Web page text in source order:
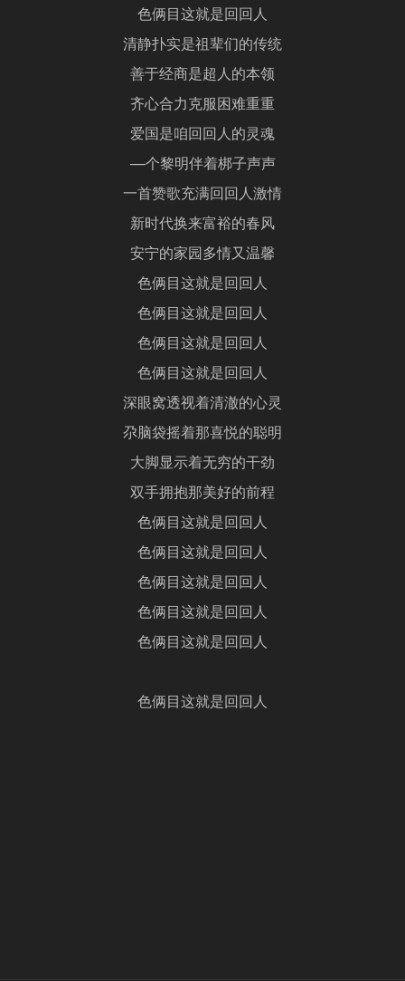
色俩目这就是回回人
清静扑实是祖辈们的传统
善于经商是超人的本领
齐心合力克服困难重重
爱国是咱回回人的灵魂
—个黎明伴着梆子声声
一首赞歌充满回回人激情
新时代换来富裕的春风
安宁的家园多情又温馨
色俩目这就是回回人
色俩目这就是回回人
色俩目这就是回回人
色俩目这就是回回人
深眼窝透视着清澈的心灵
尕脑袋摇着那喜悦的聪明
大脚显示着无穷的干劲
双手拥抱那美好的前程
色俩目这就是回回人
色俩目这就是回回人
色俩目这就是回回人
色俩目这就是回回人
色俩目这就是回回人
色俩目这就是回回人